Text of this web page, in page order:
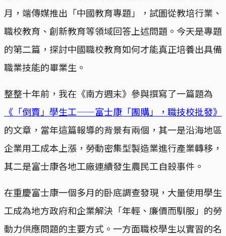
月，端傳媒推出「中國教育專題」，試圖從教培行業、
職校教育、創新教育等領域回答上述問題。今天是專題
的第二篇，探討中國職校教育如何才能真正培養出具備
職業技能的畢業生。
整整十年前，我在《南方週末》參與撰寫了一篇題為
《「倒賣」學生工——富士康「團購」，職技校批發》
的文章，當年這篇報導的背景有兩個，其一是沿海地區
企業用工成本上漲，勞動密集型製造業進行產業轉移，
其二是富士康各地工廠連續發生農民工自殺事件。
在重慶富士康一個多月的卧底調查發現，大量使用學生
工成為地方政府和企業解決「年輕、廉價而馴服」的勞
動力供應問題的主要方式。一方面職校學生以實習的名